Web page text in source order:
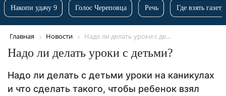
Накопи удачу 9 Голос Череповца Речь Где взять
Главная Новости Надо ли делать уроки с де...
Надо ли делать уроки с детьми?
Надо ли делать с детьми уроки на каникулах
и что сделать такого, чтобы ребенок взял